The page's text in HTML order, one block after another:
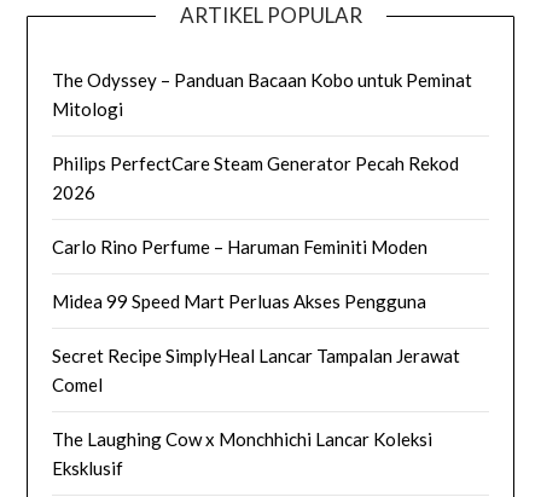
ARTIKEL POPULAR
The Odyssey – Panduan Bacaan Kobo untuk Peminat
Mitologi
Philips PerfectCare Steam Generator Pecah Rekod
2026
Carlo Rino Perfume – Haruman Feminiti Moden
Midea 99 Speed Mart Perluas Akses Pengguna
Secret Recipe SimplyHeal Lancar Tampalan Jerawat
Comel
The Laughing Cow x Monchhichi Lancar Koleksi
Eksklusif